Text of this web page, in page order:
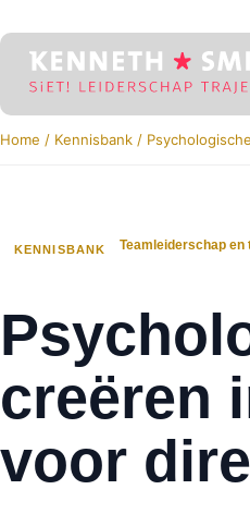
Home / Kennisbank /
KENNISBANK Teamleiderschap
creëren
voor